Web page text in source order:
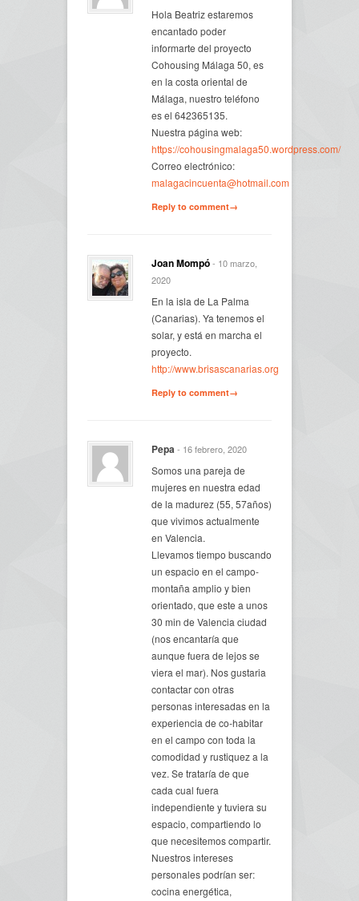
Hola Beatriz estaremos
encantado poder
informarte del proyecto
Cohousing Málaga 50, es
en la costa oriental de
Málaga, nuestro teléfono
es el 642365135.
Nuestra página web:
https://cohousingmalaga50.wordpress.com/
Correo electrónico:
malagacincuenta@hotmail.com
Reply to comment→
Joan Mompó- 10 marzo,
2020
En la isla de La Palma
(Canarias). Ya tenemos el
solar, y está en marcha el
proyecto.
http://www.brisascanarias.org
Reply to comment→
Pepa- 16 febrero, 2020
Somos una pareja de
mujeres en nuestra edad
de la madurez (55, 57años)
que vivimos actualmente
en Valencia.
Llevamos tiempo buscando
un espacio en el campo-
montaña amplio y bien
orientado, que este a unos
30 min de Valencia ciudad
(nos encantaría que
aunque fuera de lejos se
viera el mar). Nos gustaria
contactar con otras
personas interesadas en la
experiencia de co-habitar
en el campo con toda la
comodidad y rustiquez a la
vez. Se trataría de que
cada cual fuera
independiente y tuviera su
espacio, compartiendo lo
que necesitemos compartir.
Nuestros intereses
personales podrían ser:
cocina energética,